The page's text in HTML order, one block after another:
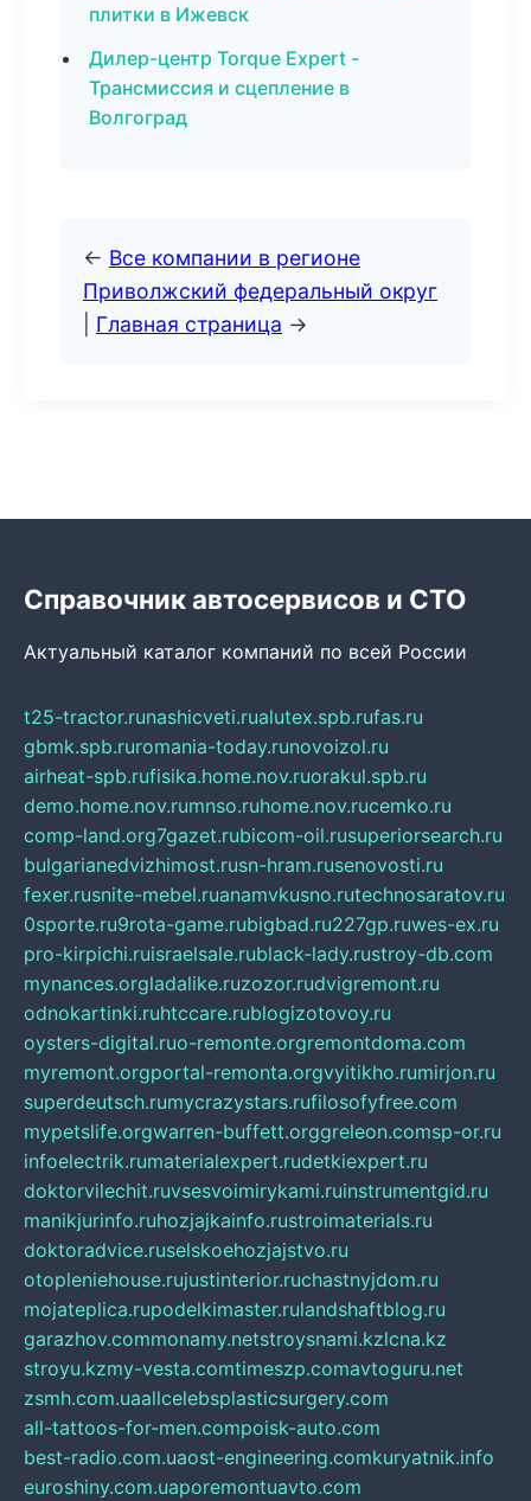
плитки в Ижевск
Дилер-центр Torque Expert -
Трансмиссия и сцепление в
Волгоград
← Все компании в регионе
Приволжский федеральный округ
Главная страница →
Справочник автосервисов и СТО
Актуальный каталог компаний по всей России
t25-tractor.runashicveti.rualutex.spb.rufas.ru
gbmk.spb.ruromania-today.runovoizol.ru
airheat-spb.rufisika.home.nov.ruorakul.spb.ru
demo.home.nov.rumnso.ruhome.nov.rucemko.ru
comp-land.org7gazet.rubicom-oil.rusuperiorsearch.ru
bulgarianedvizhimost.rusn-hram.rusenovosti.ru
fexer.rusnite-mebel.ruanamvkusno.rutechnosaratov.ru
0sporte.ru9rota-game.rubigbad.ru227gp.ruwes-ex.ru
pro-kirpichi.ruisraelsale.rublack-lady.rustroy-db.com
mynances.orgladalike.ruzozor.rudvigremont.ru
odnokartinki.ruhtccare.rublogizotovoy.ru
oysters-digital.ruo-remonte.orgremontdoma.com
myremont.orgportal-remonta.orgvyitikho.rumirjon.ru
superdeutsch.rumycrazystars.rufilosofyfree.com
mypetslife.orgwarren-buffett.orggreleon.comsp-or.ru
infoelectrik.rumaterialexpert.rudetkiexpert.ru
doktorvilechit.ruvsesvoimirykami.ruinstrumentgid.ru
manikjurinfo.ruhozjajkainfo.rustroimaterials.ru
doktoradvice.ruselskoehozjajstvo.ru
otopleniehouse.rujustinterior.ruchastnyjdom.ru
mojateplica.rupodelkimaster.rulandshaftblog.ru
garazhov.commonamy.netstroysnami.kzlcna.kz
stroyu.kzmy-vesta.comtimeszp.comavtoguru.net
zsmh.com.uaallcelebsplasticsurgery.com
all-tattoos-for-men.compoisk-auto.com
best-radio.com.uaost-engineering.comkuryatnik.info
euroshiny.com.uaporemontuavto.com